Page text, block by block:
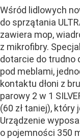
Wśród lidlowych
do sprzątania
zawiera mop,
z mikrofibry.
dotarcie do trudno
pod meblami,
kontaktu dłoni z
parowy 2 w 1
(60 zł taniej),
Urządzenie
o pojemności 350